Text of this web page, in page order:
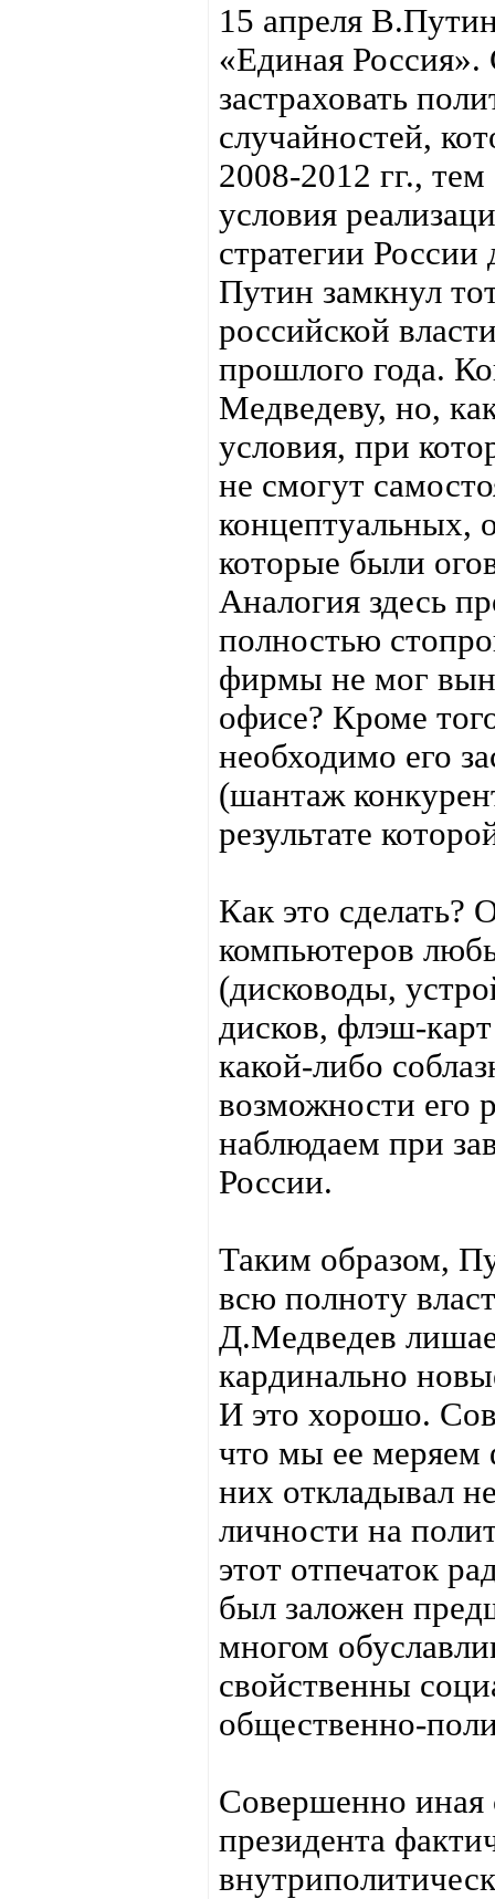
15 апреля
«Единая
застраховать
случайностей,
2008-2012 гг.,
условия
стратегии
Путин замкнул
российской
прошлого года.
Медведеву, но,
условия, при
не смогут
концептуальных,
которые были
Аналогия здесь
полностью
фирмы не мог
офисе? Кроме
необходимо его
(шантаж
результате
Как это сделать?
компьютеров
(дисководы,
дисков, флэш-
какой-либо
возможности его
наблюдаем при
России.
Таким образом,
всю полноту
Д.Медведев
кардинально
И это хорошо.
что мы ее меряем
них откладывал
личности на
этот отпечаток
был заложен
многом
свойственны
общественно-
Совершенно иная
президента